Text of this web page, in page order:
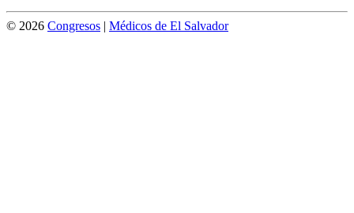
© 2026 Congresos | Médicos de El Salvador